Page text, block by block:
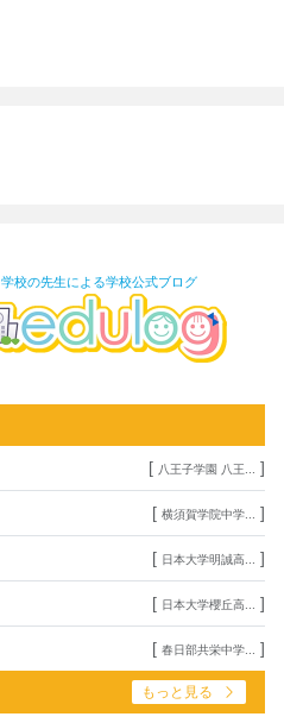
学校の先生による学校公式ブログ
[ 八王子学園 八王... ]
[ 横須賀学院中学... ]
[ 日本大学明誠高... ]
[ 日本大学櫻丘高... ]
[ 春日部共栄中学... ]
もっと見る